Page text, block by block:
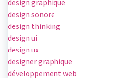
design graphique
design sonore
design thinking
design ui
design ux
designer graphique
développement web